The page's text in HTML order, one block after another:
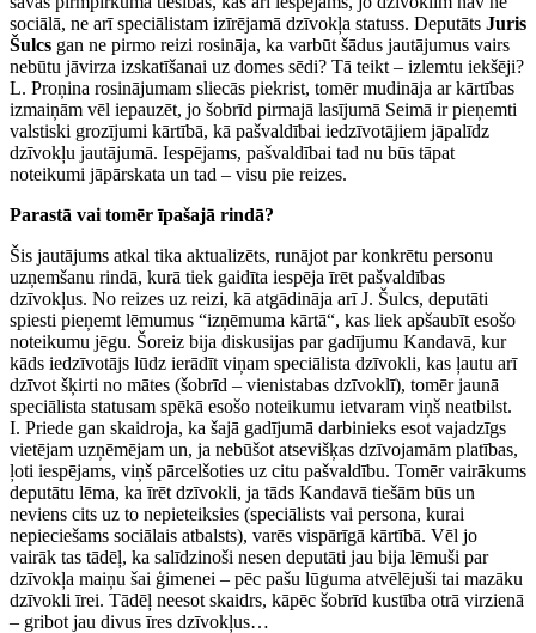
sociālā, ne arī speciālistam izīrējamā dzīvokļa statuss. Deputāts Juris
Šulcs gan ne pirmo reizi rosināja, ka varbūt šādus jautājumus vairs
nebūtu jāvirza izskatīšanai uz domes sēdi? Tā teikt – izlemtu iekšēji?
L. Proņina rosinājumam sliecās piekrist, tomēr mudināja ar kārtības
izmaiņām vēl iepauzēt, jo šobrīd pirmajā lasījumā Seimā ir pieņemti
valstiski grozījumi kārtībā, kā pašvaldībai iedzīvotājiem jāpalīdz
dzīvokļu jautājumā. Iespējams, pašvaldībai tad nu būs tāpat
noteikumi jāpārskata un tad – visu pie reizes.
Parastā vai tomēr īpašajā rindā?
Šis jautājums atkal tika aktualizēts, runājot par konkrētu personu
uzņemšanu rindā, kurā tiek gaidīta iespēja īrēt pašvaldības
dzīvokļus. No reizes uz reizi, kā atgādināja arī J. Šulcs, deputāti
spiesti pieņemt lēmumus “izņēmuma kārtā“, kas liek apšaubīt esošo
noteikumu jēgu. Šoreiz bija diskusijas par gadījumu Kandavā, kur
kāds iedzīvotājs lūdz ierādīt viņam speciālista dzīvokli, kas ļautu arī
dzīvot šķirti no mātes (šobrīd – vienistabas dzīvoklī), tomēr jaunā
speciālista statusam spēkā esošo noteikumu ietvaram viņš neatbilst.
I. Priede gan skaidroja, ka šajā gadījumā darbinieks esot vajadzīgs
vietējam uzņēmējam un, ja nebūšot atsevišķas dzīvojamām platības,
ļoti iespējams, viņš pārcelšoties uz citu pašvaldību. Tomēr vairākums
deputātu lēma, ka īrēt dzīvokli, ja tāds Kandavā tiešām būs un
neviens cits uz to nepieteiksies (speciālists vai persona, kurai
nepieciešams sociālais atbalsts), varēs vispārīgā kārtībā. Vēl jo
vairāk tas tādēļ, ka salīdzinoši nesen deputāti jau bija lēmuši par
dzīvokļa maiņu šai ģimenei – pēc pašu lūguma atvēlējuši tai mazāku
dzīvokli īrei. Tādēļ neesot skaidrs, kāpēc šobrīd kustība otrā virzienā
– gribot jau divus īres dzīvokļus…